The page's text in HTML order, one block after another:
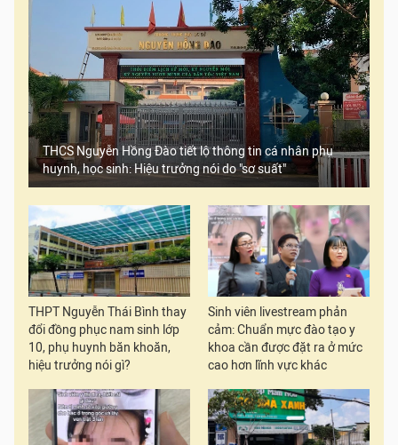
THCS Nguyễn Hồng Đào tiết lộ thông tin cá nhân phụ
huynh, học sinh: Hiệu trưởng nói do "sơ suất"
THPT Nguyễn Thái Bình thay
đổi đồng phục nam sinh lớp
10, phụ huynh băn khoăn,
hiệu trưởng nói gì?
Sinh viên livestream phản
cảm: Chuẩn mực đào tạo y
khoa cần được đặt ra ở mức
cao hơn lĩnh vực khác